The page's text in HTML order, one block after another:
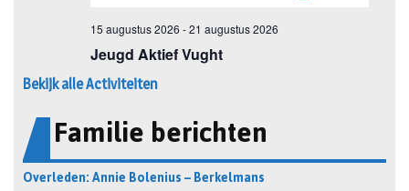
Bekijk alle Activiteiten
Familie berichten
Overleden: Annie Bolenius – Berkelmans